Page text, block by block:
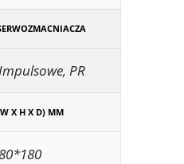
PR
X H X D) MM